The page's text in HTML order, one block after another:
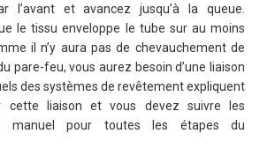
l’avant et avancez jusqu’à la queue.
le tissu enveloppe le tube sur au moins
il n’y aura pas de chevauchement de
pare-feu, vous aurez besoin d’une liaison
des systèmes de revêtement expliquent
cette liaison et vous devez suivre les
manuel pour toutes les étapes du